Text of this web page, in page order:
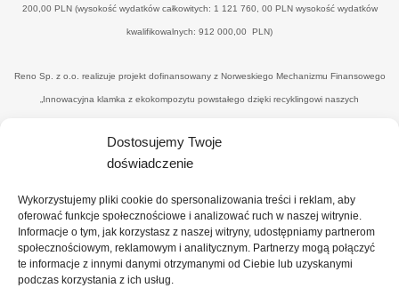
Dostosujemy Twoje
doświadczenie
Wykorzystujemy pliki cookie do spersonalizowania treści i reklam, aby
oferować funkcje społecznościowe i analizować ruch w naszej witrynie.
Informacje o tym, jak korzystasz z naszej witryny, udostępniamy partnerom
społecznościowym, reklamowym i analitycznym. Partnerzy mogą połączyć
te informacje z innymi danymi otrzymanymi od Ciebie lub uzyskanymi
podczas korzystania z ich usług.
200,00 PLN (wysokość wydatków całkowitych: 1 121 760, 00 PLN wysokość wydatków
kwalifikowalnych: 912 000,00 PLN)
Reno Sp. z o.o. realizuje projekt dofinansowany z Norweskiego Mechanizmu Finansowego
„Innowacyjna klamka z ekokompozytu powstałego dzięki recyklingowi naszych
NORW.19.01.04-14-0041/20-00. Celem i efektemjest uzyskanie nowego, konkurencyjnego
produktu - eko-klamki, zredukowanie ilości drewnopochodnych odpadów przez wtórne ich
oraz spoiwa o minimalnym wpływie na środowisko, co zbliży firmę do osiągnięcia statusu
"zero-waste organisation”. Dofinansowanie projektu z UE: 374 101,00 PLN (wysokość
wydatków całkowitych: 818 866, 10 PLN wysokość wydatków kwalifikowalnych: 689